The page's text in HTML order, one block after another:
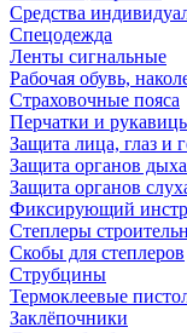
Средства
Спецодежда
Ленты сигнальные
Рабочая обувь,
Страховочные пояса
Перчатки и
Защита лица, глаз и
Защита органов
Защита органов
Фиксирующий
Степлеры
Скобы для степлеров
Струбцины
Термоклеевые
Заклёпочники